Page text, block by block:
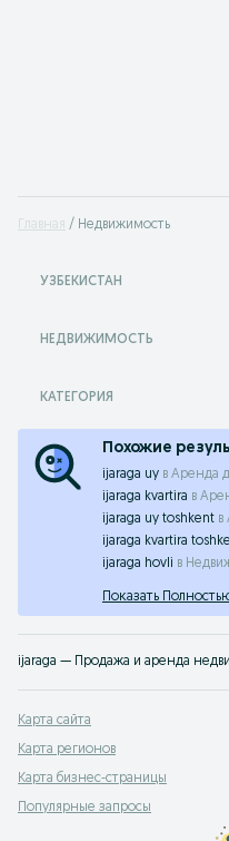
Главная Недвижимость
УЗБЕКИСТАН
НЕДВИЖИМОСТЬ
КАТЕГОРИЯ
Похожие
ijaraga uy в Аренда
ijaraga kvartira в
ijaraga uy toshkent в
ijaraga kvartira
ijaraga hovli в
Показать
Карта сайта
Карта регионов
Карта бизнес-страницы
Популярные запросы